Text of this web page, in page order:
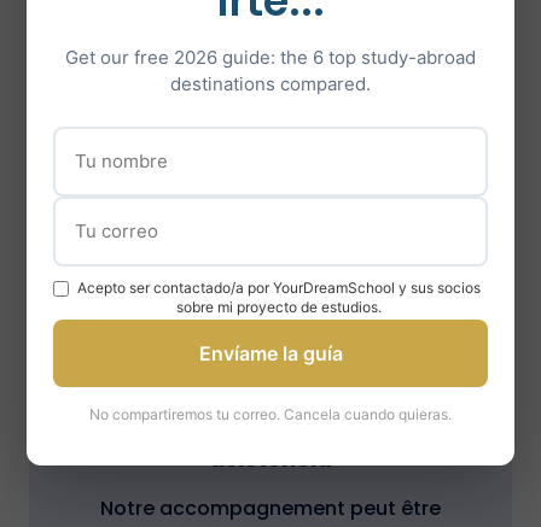
adaptamos nuestro apoyo a las
Flexibilidad absoluta en la
asistencia
Notre accompagnement peut être
Get our free 2026 guide: the 6 top study-abroad
destinations compared.
Acepto ser contactado/a por YourDreamSchool y sus socios
sobre mi proyecto de estudios.
Envíame la guía
No compartiremos tu correo. Cancela cuando quieras.